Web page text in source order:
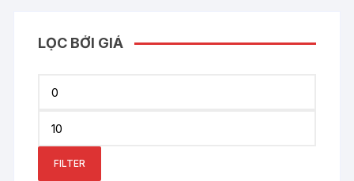
LỌC BỞI GIÁ
FILTER